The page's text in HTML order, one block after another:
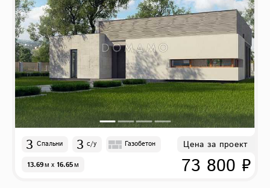
3 Спальни 3 с/у Газобетон
13.69м x 16.65м
Цена за проект
73 800 ₽